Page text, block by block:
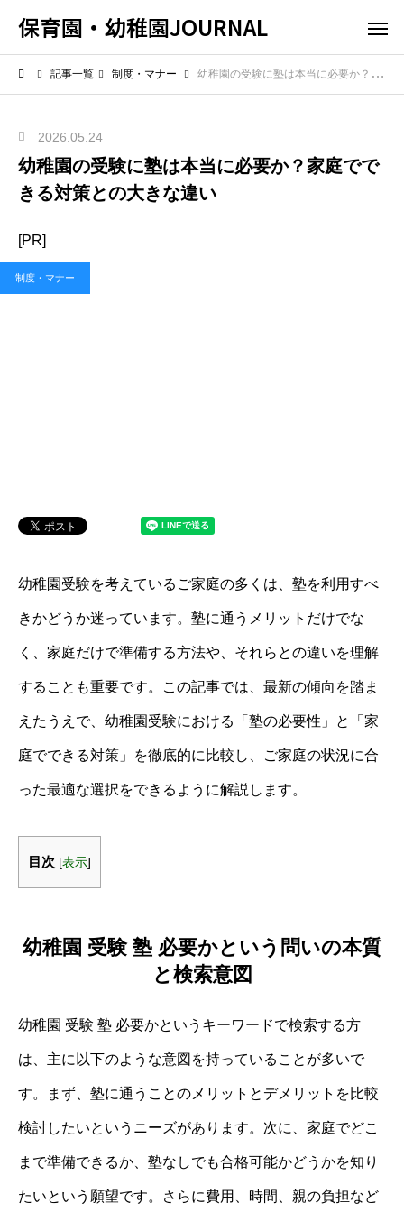
保育園・幼稚園JOURNAL
記事一覧 制度・マナー 幼稚園の受験に塾は本当に必要か？家庭でできる対策との大きな違い
2026.05.24
幼稚園の受験に塾は本当に必要か？家庭でで
きる対策との大きな違い
[PR]
制度・マナー
幼稚園受験を考えているご家庭の多くは、塾を利用すべ
きかどうか迷っています。塾に通うメリットだけでな
く、家庭だけで準備する方法や、それらとの違いを理解
することも重要です。この記事では、最新の傾向を踏ま
えたうえで、幼稚園受験における「塾の必要性」と「家
庭でできる対策」を徹底的に比較し、ご家庭の状況に合
った最適な選択をできるように解説します。
目次 [表示]
幼稚園 受験 塾 必要かという問いの本質
と検索意図
幼稚園 受験 塾 必要かというキーワードで検索する方
は、主に以下のような意図を持っていることが多いで
す。まず、塾に通うことのメリットとデメリットを比較
検討したいというニーズがあります。次に、家庭でどこ
まで準備できるか、塾なしでも合格可能かどうかを知り
たいという願望です。さらに費用、時間、親の負担など